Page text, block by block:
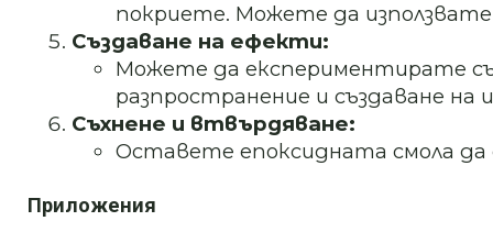
покриете. Можете да
Създаване на ефекти:
Можете да експериментирате
разпространение и създаване
Съхнене и втвърдяване:
Оставете епоксидната смола
Приложения